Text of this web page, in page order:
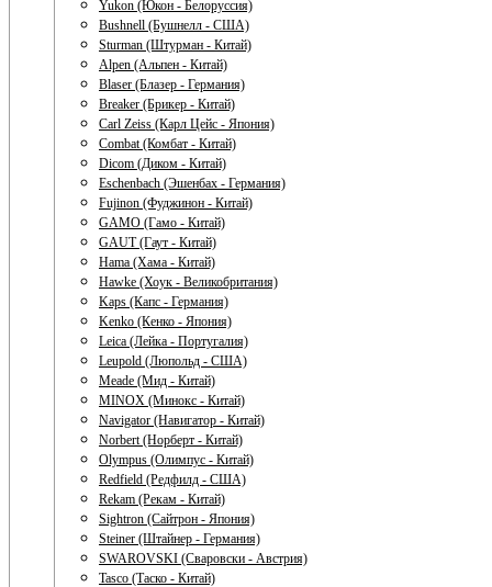
Yukon (Юкон - Белоруссия)
Bushnell (Бушнелл - США)
Sturman (Штурман - Китай)
Alpen (Альпен - Китай)
Blaser (Блазер - Германия)
Breaker (Брикер - Китай)
Carl Zeiss (Карл Цейс - Япония)
Combat (Комбат - Китай)
Dicom (Диком - Китай)
Eschenbach (Эшенбах - Германия)
Fujinon (Фуджинон - Китай)
GAMO (Гамо - Китай)
GAUT (Гаут - Китай)
Hama (Хама - Китай)
Hawke (Хоук - Великобритания)
Kaps (Капс - Германия)
Kenko (Кенко - Япония)
Leica (Лейка - Португалия)
Leupold (Люпольд - США)
Meade (Мид - Китай)
MINOX (Минокс - Китай)
Navigator (Навигатор - Китай)
Norbert (Норберт - Китай)
Olympus (Олимпус - Китай)
Redfield (Редфилд - США)
Rekam (Рекам - Китай)
Sightron (Сайтрон - Япония)
Steiner (Штайнер - Германия)
SWAROVSKI (Сваровски - Австрия)
Tasco (Таско - Китай)